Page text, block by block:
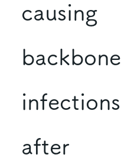
causing
backbone
infections
after